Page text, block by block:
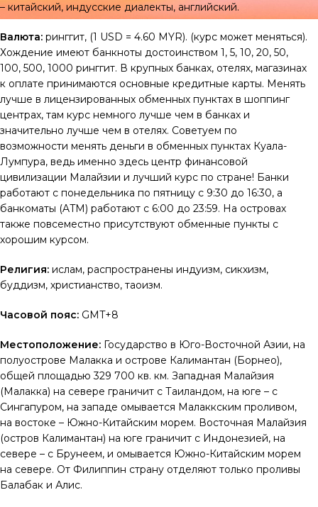
– китайский, индусские диалекты, английский.
Валюта: ринггит, (1 USD = 4.60 MYR). (курс может меняться).
Хождение имеют банкноты достоинством 1, 5, 10, 20, 50,
100, 500, 1000 ринггит. В крупных банках, отелях, магазинах
к оплате принимаются основные кредитные карты. Менять
лучше в лицензированных обменных пунктах в шоппинг
центрах, там курс немного лучше чем в банках и
значительно лучше чем в отелях. Советуем по
возможности менять деньги в обменных пунктах Куала-
Лумпура, ведь именно здесь центр финансовой
цивилизации Малайзии и лучший курс по стране! Банки
работают с понедельника по пятницу с 9:30 до 16:30, а
банкоматы (ATM) работают с 6:00 до 23:59. На островах
также повсеместно присутствуют обменные пункты с
хорошим курсом.
Религия: ислам, распространены индуизм, сикхизм,
буддизм, христианство, таоизм.
Часовой пояс: GMT+8
Местоположение: Государство в Юго-Восточной Азии, на
полуострове Малакка и острове Калимантан (Борнео),
общей площадью 329 700 кв. км. Западная Малайзия
(Малакка) на севере граничит с Таиландом, на юге – с
Сингапуром, на западе омывается Малаккским проливом,
на востоке – Южно-Китайским морем. Восточная Малайзия
(остров Калимантан) на юге граничит с Индонезией, на
севере – с Брунеем, и омывается Южно-Китайским морем
на севере. От Филиппин страну отделяют только проливы
Балабак и Алис.